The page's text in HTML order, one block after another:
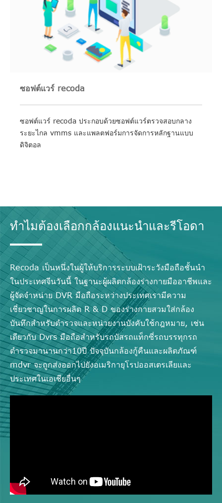
ซอฟต์แวร์ recoda
ซอฟต์แวร์ recoda ประกอบด้วยซอฟต์แวร์ตรวจสอบกลาง
ระยะไกล vmms และแพลตฟอร์มการจัดการหลักฐานแบบ
ดิจิตอล
ทำไมต้องเลือกกล้องแนะนำและรีโอดา
Recoda เป็นหนึ่งในผู้ให้บริการระบบเฝ้าระวังมือถือชั้นนำ
ในประเทศจีนวันนี้ ในฐานะผู้ผลิตกล้องร่างกายมืออาชีพและ
ผู้จัดจำหน่าย DVR มือถือระหว่างประเทศเรามีความ
เชี่ยวชาญในการผลิต R & D ของร่างกายสวมใส่กล้อง
บันทึกสำหรับตำรวจและหน่วยงานบังคับใช้กฎหมาย, เช่น
เดียวกับ Dvrs มือถือสำหรับรถบัสรถแท็กซี่รถบรรทุกรถ
ตำรวจมานานกว่า10ปี ปัจจุบันกล้องกู้คืนและผลิตภัณฑ์
mdvr จะถูกส่งออกไปยังอเมริกายุโรปออสเตรเลียและ
ประเทศในเอเชียอื่นๆ